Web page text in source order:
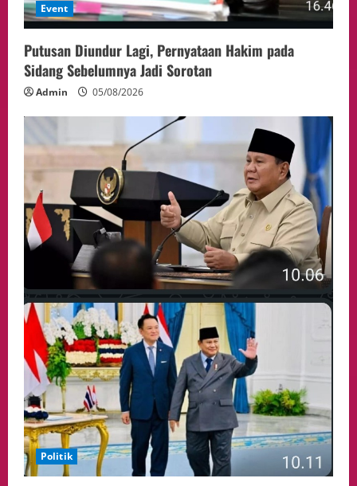
Event
Putusan Diundur Lagi, Pernyataan Hakim pada
Sidang Sebelumnya Jadi Sorotan
Admin 05/08/2026
Politik